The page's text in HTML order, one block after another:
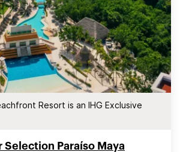
Resort is an IHG Exclusive
Selection​ Paraíso Maya